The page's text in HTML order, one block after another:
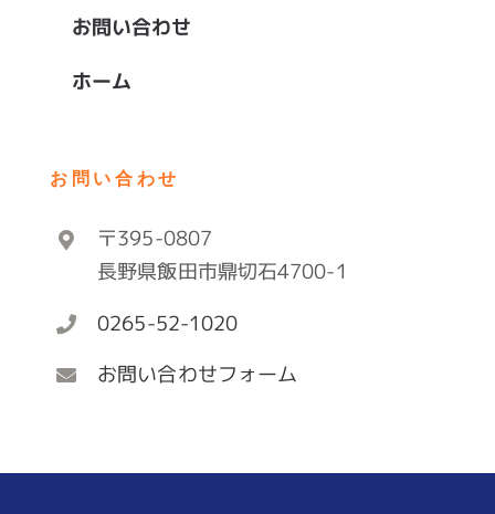
お問い合わせ
ホーム
お問い合わせ
〒395-0807
長野県飯田市鼎切石4700-1
0265-52-1020
お問い合わせフォーム